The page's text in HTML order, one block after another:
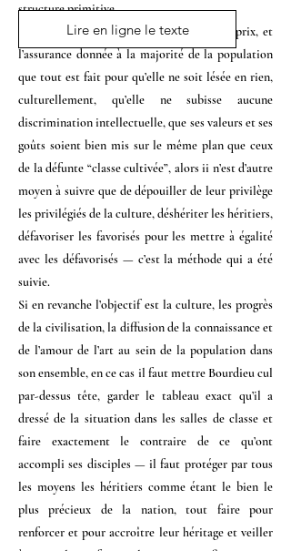
structure primitive.
Si l’objectif poursuivi est l’égalité à tout prix, et
l’assurance donnée à la majorité de la population
que tout est fait pour qu’elle ne soit lésée en rien,
culturellement, qu’elle ne subisse aucune
discrimination intellectuelle, que ses valeurs et ses
goûts soient bien mis sur le même plan que ceux
de la défunte “classe cultivée”, alors ii n’est d’autre
moyen à suivre que de dépouiller de leur privilège
les privilégiés de la culture, déshériter les héritiers,
défavoriser les favorisés pour les mettre à égalité
avec les défavorisés — c’est la méthode qui a été
suivie.
Si en revanche l’objectif est la culture, les progrès
de la civilisation, la diffusion de la connaissance et
de l’amour de l’art au sein de la population dans
son ensemble, en ce cas il faut mettre Bourdieu cul
par-dessus tête, garder le tableau exact qu’il a
dressé de la situation dans les salles de classe et
faire exactement le contraire de ce qu’ont
accompli ses disciples — il faut protéger par tous
les moyens les héritiers comme étant le bien le
plus précieux de la nation, tout faire pour
renforcer et pour accroître leur héritage et veiller
2012
Chez l'auteur
Lire en ligne le texte